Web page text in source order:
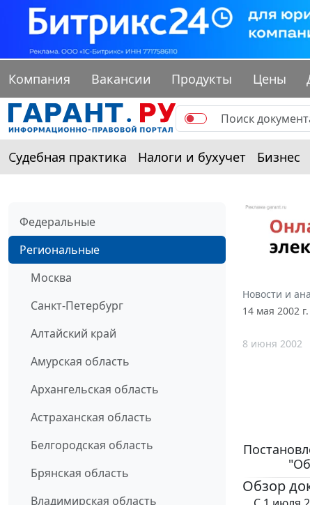
Компания Вакансии Продукты Цены
Судебная практика Налоги и бухучет Бизнес
Федеральные
Региональные
Москва
Санкт-Петербург
Алтайский край
Амурская область
Архангельская область
Астраханская область
Белгородская область
Брянская область
Владимирская область
Новости и
14 мая 2002
8 июня 2002
Обзор